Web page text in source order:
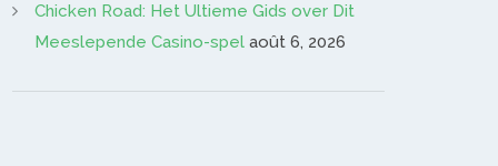
Chicken Road: Het Ultieme Gids over Dit
Meeslepende Casino-spel août 6, 2026